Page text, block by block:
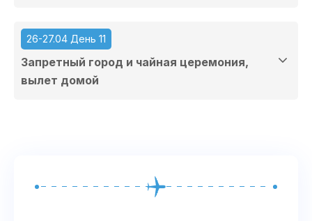
26-27.04 День 11
Запретный город и чайная церемония,
вылет домой